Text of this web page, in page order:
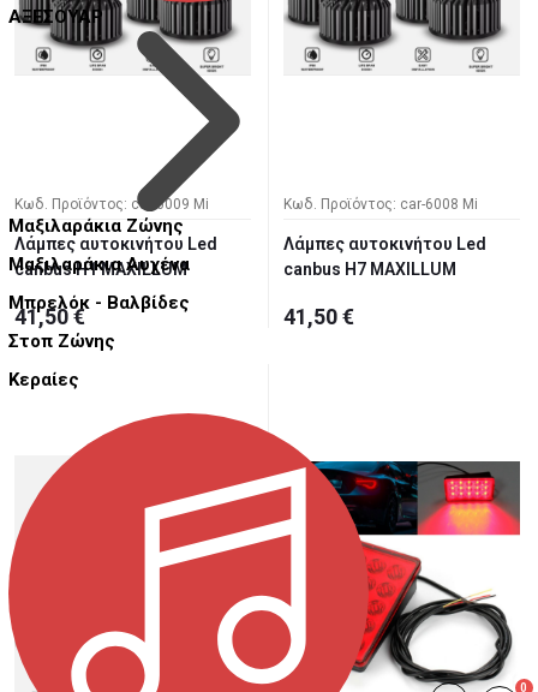
ΑΞΕΣΟΥΑΡ
Μαξιλαράκια Ζώνης
Μαξιλαράκια Αυχένα
Μπρελόκ - Βαλβίδες
Στοπ Ζώνης
Κεραίες
0
Κωδ. Προϊόντος: car-6009 Mi
Λάμπες αυτοκινήτου Led
canbus H1 MAXILLUM
41,50 €
Κωδ. Προϊόντος: car-6008 Mi
Λάμπες αυτοκινήτου Led
canbus H7 MAXILLUM
41,50 €